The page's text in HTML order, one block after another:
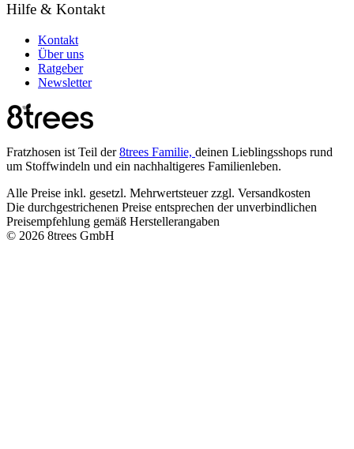
Hilfe & Kontakt
Kontakt
Über uns
Ratgeber
Newsletter
Fratzhosen ist Teil der8trees Familie, deinen Lieblingsshops rund
um Stoffwindeln und ein nachhaltigeres Familienleben.
Alle Preise inkl. gesetzl. Mehrwertsteuer zzgl. Versandkosten
Die durchgestrichenen Preise entsprechen der unverbindlichen
Preisempfehlung gemäß Herstellerangaben
© 2026 8trees GmbH